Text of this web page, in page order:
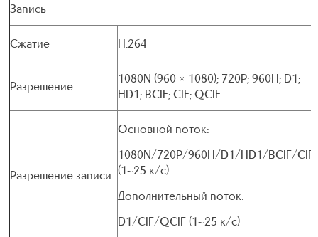
Запись
Сжатие H.264
Разрешение
1080N (960 × 1080); 720P; 960H; D1;
HD1; BCIF; CIF; QCIF
Разрешение записи
Основной поток:
1080N/720P/960H/D1/HD1/BCIF/
(1~25 к/с)
Дополнительный поток:
D1/CIF/QCIF (1~25 к/с)